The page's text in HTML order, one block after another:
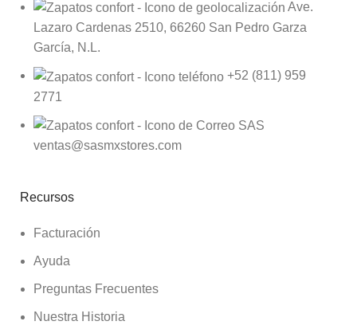
Ave.
Lazaro Cardenas 2510, 66260 San Pedro Garza
García, N.L.
+52 (811) 959
2771
ventas@sasmxstores.com
Recursos
Facturación
Ayuda
Preguntas Frecuentes
Nuestra Historia